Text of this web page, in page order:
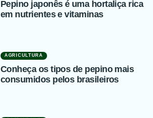
Pepino japonês é uma hortaliça rica
em nutrientes e vitaminas
AGRICULTURA
Conheça os tipos de pepino mais
consumidos pelos brasileiros